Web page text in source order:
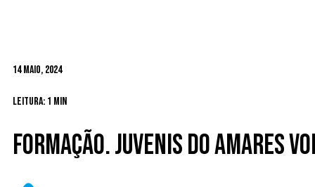
14 Maio, 2024
Leitura: 1 min
Formação. Juvenis do Amares